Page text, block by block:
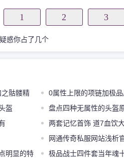
1 2 3
惑你占了几个
之骷髅精
0属性上限的项链加极
后两根价值过万
盔
盘点四种无属性的头盔
以洗出来属性
两套记忆首饰 道7血饮
真牛网通传奇私服网站浅析
的发展情况哪个才是归宿
明显的特
极品战士四件套当年魂